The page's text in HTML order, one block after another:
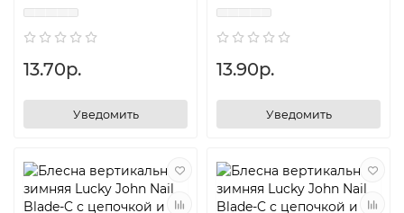
13.70р.
Уведомить
13.90р.
Уведомить